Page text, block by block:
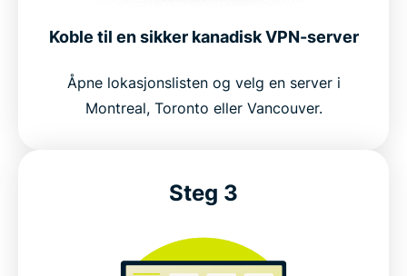
Er det lovlig å bruke et VPN i Canada?
FAQ: VPN for Canada
ExpressVPN for alle land
Koble til en sikker kanadisk VPN-server
Åpne lokasjonslisten og velg en server i
Montreal, Toronto eller Vancouver.
Steg 3